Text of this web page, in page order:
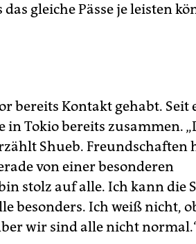
gleiche Pässe je leisten
bereits Kontakt gehabt. Seit
in Tokio bereits zusammen.
Shueb. Freundschaften
von einer besonderen
stolz auf alle. Ich kann die
besonders. Ich weiß nicht,
wir sind alle nicht